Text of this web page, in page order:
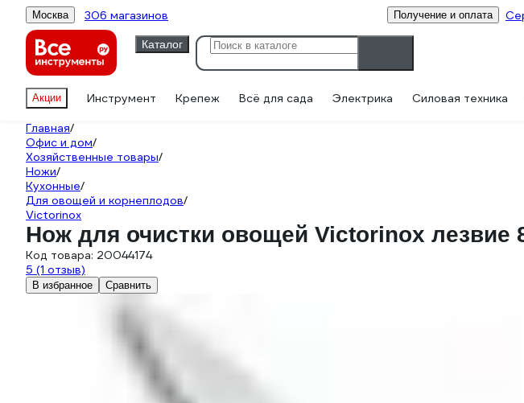
Москва 306 магазинов Получение и оплата
Каталог
Акции Инструмент Крепеж Всё для сада Электрика Силовая техника
Главная/
Офис и дом/
Хозяйственные товары/
Ножи/
Кухонные/
Для овощей и корнеплодов/
Victorinox
Нож для очистки овощей Victorinox лезвие
Код товара: 20044174
5 (1 отзыв)
В избранное Сравнить